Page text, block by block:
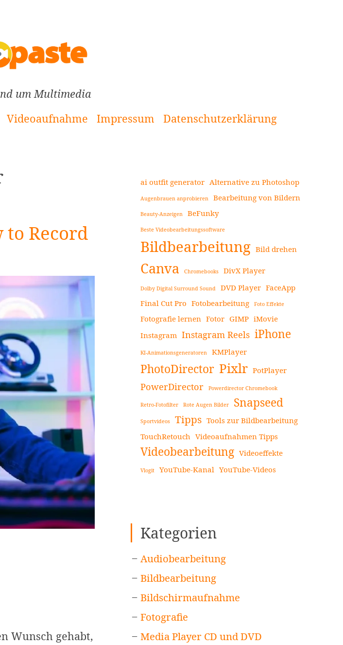
um Multimedia
Videoaufnahme Impressum Datenschutzerklärung
to Record
Wunsch gehabt,
Seitenleiste
ai outfit generator Alternative zu Photoshop
Augenbrauen anprobieren Bearbeitung von Bildern
Beauty-Anzeigen BeFunky
Beste Videobearbeitungssoftware
Bildbearbeitung Bild drehen
Canva Chromebooks DivX Player
Dolby Digital Surround Sound DVD Player FaceApp
Final Cut Pro Fotobearbeitung Foto Effekte
Fotografie lernen Fotor GIMP iMovie
Instagram Instagram Reels iPhone
KI-Animationsgeneratoren KMPlayer
PhotoDirector Pixlr PotPlayer
PowerDirector Powerdirector Chromebook
Retro-Fotofilter Rote Augen Bilder Snapseed
Sportvideos Tipps Tools zur Bildbearbeitung
TouchRetouch
Videoaufnahmen Tipps
Videobearbeitung Videoeffekte
Vlogit YouTube-Kanal YouTube-Videos
Kategorien
Audiobearbeitung
Bildbearbeitung
Bildschirmaufnahme
Fotografie
Media Player CD und DVD